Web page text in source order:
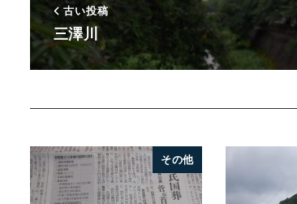
古い投稿
三澤川
その他